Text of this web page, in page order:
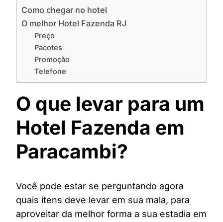
Como chegar no hotel
O melhor Hotel Fazenda RJ
Preço
Pacotes
Promoção
Telefone
O que levar para um
Hotel Fazenda em
Paracambi?
Você pode estar se perguntando agora
quais itens deve levar em sua mala, para
aproveitar da melhor forma a sua estadia em